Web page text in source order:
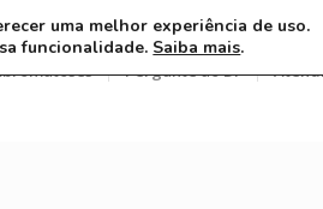
Pergunte ao Dr
uma melhor experiência de uso.
funcionalidade. Saiba mais.